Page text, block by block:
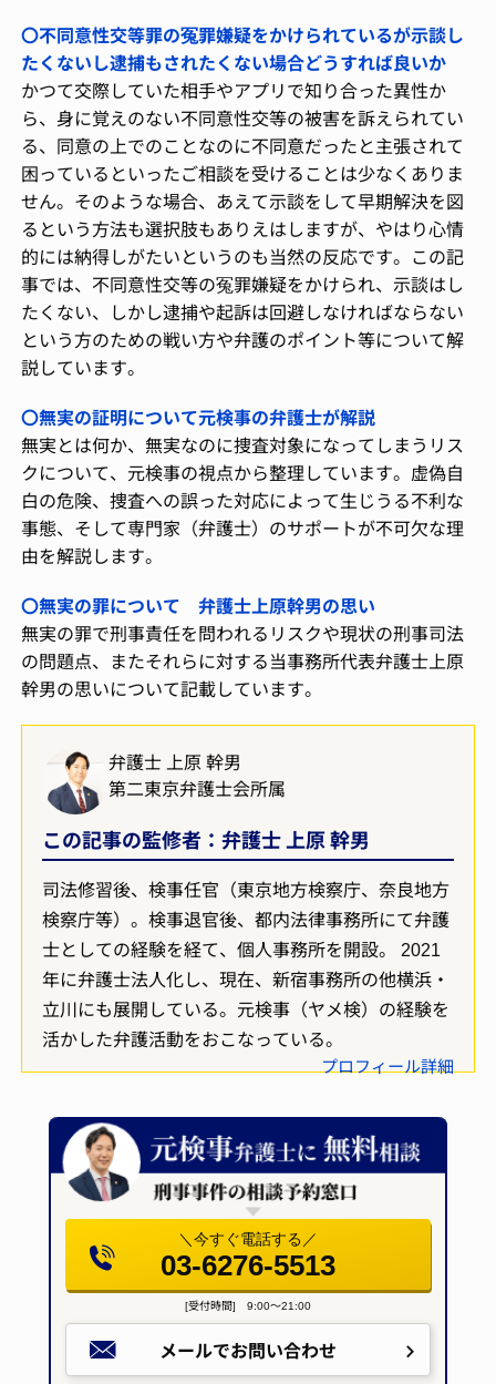
〇不同意性交等罪の冤罪嫌疑をかけられているが示談し
たくないし逮捕もされたくない場合どうすれば良いか
かつて交際していた相手やアプリで知り合った異性か
ら、身に覚えのない不同意性交等の被害を訴えられてい
る、同意の上でのことなのに不同意だったと主張されて
困っているといったご相談を受けることは少なくありま
せん。そのような場合、あえて示談をして早期解決を図
るという方法も選択肢もありえはしますが、やはり心情
的には納得しがたいというのも当然の反応です。この記
事では、不同意性交等の冤罪嫌疑をかけられ、示談はし
たくない、しかし逮捕や起訴は回避しなければならない
という方のための戦い方や弁護のポイント等について解
説しています。
〇無実の証明について元検事の弁護士が解説
無実とは何か、無実なのに捜査対象になってしまうリス
クについて、元検事の視点から整理しています。虚偽自
白の危険、捜査への誤った対応によって生じうる不利な
事態、そして専門家（弁護士）のサポートが不可欠な理
由を解説します。
〇無実の罪について 弁護士上原幹男の思い
無実の罪で刑事責任を問われるリスクや現状の刑事司法
の問題点、またそれらに対する当事務所代表弁護士上原
幹男の思いについて記載しています。
弁護士 上原 幹男
第二東京弁護士会所属
この記事の監修者：弁護士 上原 幹男
司法修習後、検事任官（東京地方検察庁、奈良地方
検察庁等）。検事退官後、都内法律事務所にて弁護
士としての経験を経て、個人事務所を開設。 2021
年に弁護士法人化し、現在、新宿事務所の他横浜・
立川にも展開している。元検事（ヤメ検）の経験を
活かした弁護活動をおこなっている。
プロフィール詳細
＼今すぐ電話する／
03-6276-5513
[受付時間] 9:00～21:00
メールでお問い合わせ